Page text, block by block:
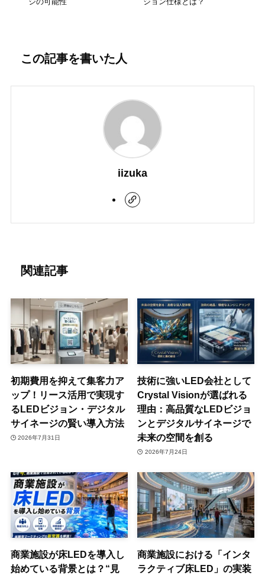
この記事を書いた人
iizuka
関連記事
初期費用を抑えて集客力ア
ップ！リース活用で実現す
るLEDビジョン・デジタル
サイネージの賢い導入方法
2026年7月31日
技術に強いLED会社として
Crystal Visionが選ばれる
理由：高品質なLEDビジョ
ンとデジタルサイネージで
未来の空間を創る
2026年7月24日
商業施設が床LEDを導入し
始めている背景とは？“見
商業施設における「インタ
ラクティブ床LED」の実装